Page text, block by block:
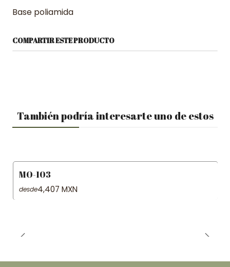
Base poliamida
COMPARTIR ESTE PRODUCTO
También podría interesarte uno de estos
MO-103
desde4,407 MXN